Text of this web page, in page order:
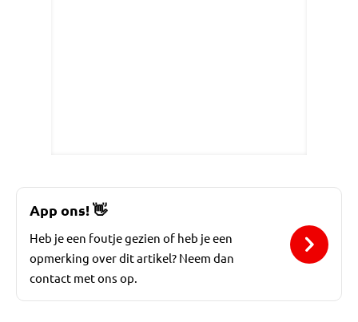
App ons!👋
Heb je een foutje gezien of heb je een
opmerking over dit artikel? Neem dan
contact met ons op.